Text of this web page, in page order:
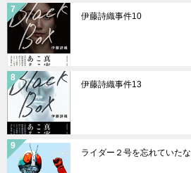
伊藤詩織事件10
伊藤詩織事件13
ライダー２号を忘れていたな